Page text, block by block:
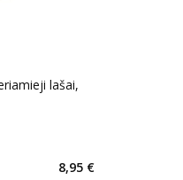
lašai,
8,95 €